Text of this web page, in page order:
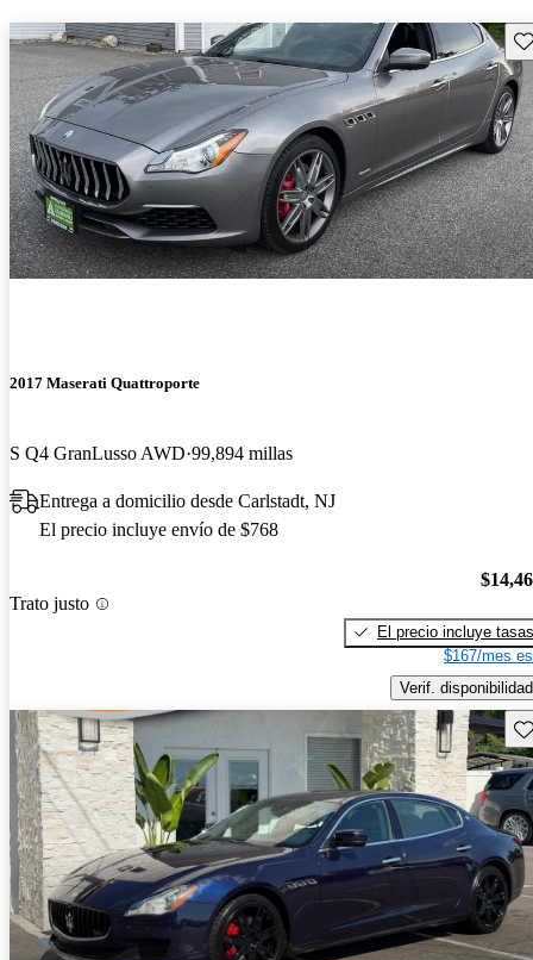
2017 Maserati Quattroporte
S Q4 GranLusso AWD 99,894 millas
Entrega a domicilio desde Carlstadt, NJ
El precio incluye envío de $768
Trato justo
El precio incluye tasas
$167/mes
Verif. disponibilidad